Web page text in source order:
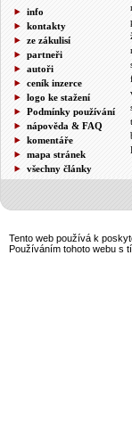
info
kontakty
ze zákulisí
partneři
autoři
ceník inzerce
logo ke stažení
Podmínky používání
nápověda & FAQ
komentáře
mapa stránek
všechny články
Tento web používá k
Používáním tohoto webu s